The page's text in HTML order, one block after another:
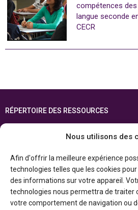
Nous utilisons des
Afin d'offrir la meilleure expérience
technologies telles que les cookies
des informations sur votre appareil.
technologies nous permettra de traiter
votre comportement de navigation ou
compétences
langue seconde
CECR
RÉPERTOIRE DES RESSOURCES
ENGLISH
Cette ressource est réalisée grâce au soutien
l’Ontario et du gouvernement duCanada par
Patrimoine canadien